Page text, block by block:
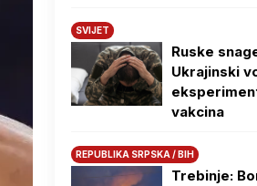
SVIJET
Ruske
Ukrajinski
vakcina
REPUBLIKA SRPSKA / BIH
Trebinje: